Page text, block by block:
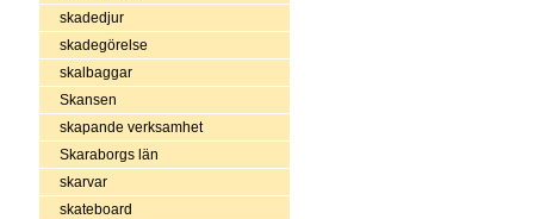
skadedjur
skadegörelse
skalbaggar
Skansen
skapande verksamhet
Skaraborgs län
skarvar
skateboard